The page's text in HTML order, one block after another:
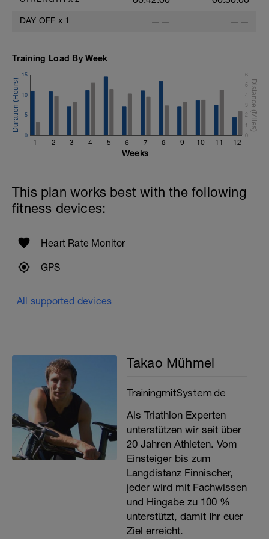
DAY OFF x 1 —— ——
Training Load By Week
1 2 3 4 5 6 7 8 9 10 11 12
0
5
10
15
0
1
2
3
4
5
6
Weeks
This plan works best with the following
fitness devices:
Heart Rate Monitor
GPS
All supported devices
Takao Mühmel
TrainingmitSystem.de
Als Triathlon Experten
unterstützen wir seit über
20 Jahren Athleten. Vom
Einsteiger bis zum
Langdistanz Finnischer,
jeder wird mit Fachwissen
und Hingabe zu 100 %
unterstützt, damit Ihr euer
Ziel erreicht.